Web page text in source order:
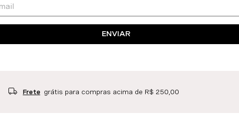
ENVIAR
Frete grátis para compras acima de R$ 250,00